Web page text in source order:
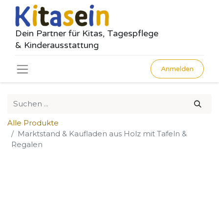
Dein Partner für Kitas, Tagespflege
& Kinderausstattung
Anmelden
Alle Produkte
Marktstand & Kaufladen aus Holz mit Tafeln &
Regalen